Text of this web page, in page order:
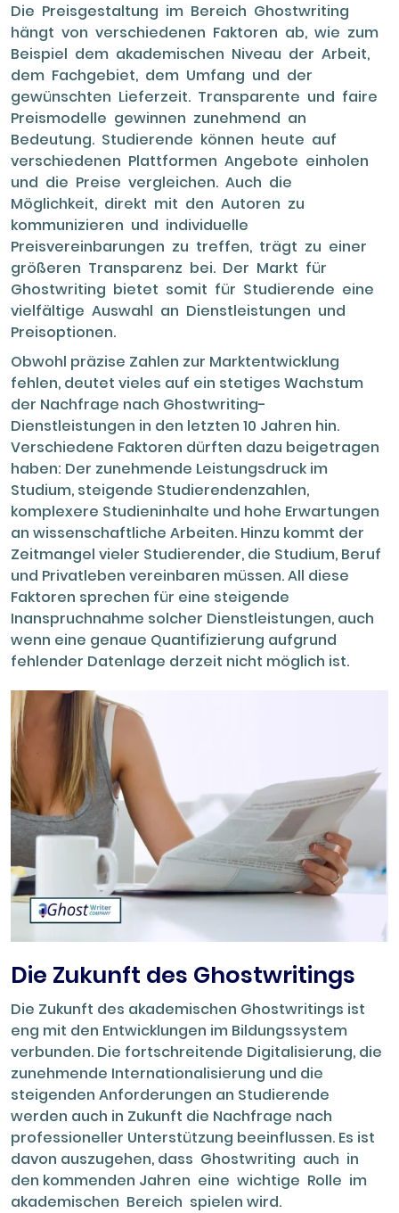
Die Preisgestaltung im Bereich Ghostwriting
hängt von verschiedenen Faktoren ab, wie zum
Beispiel dem akademischen Niveau der Arbeit,
dem Fachgebiet, dem Umfang und der
gewünschten Lieferzeit. Transparente und faire
Preismodelle gewinnen zunehmend an
Bedeutung. Studierende können heute auf
verschiedenen Plattformen Angebote einholen
und die Preise vergleichen. Auch die
Möglichkeit, direkt mit den Autoren zu
kommunizieren und individuelle
Preisvereinbarungen zu treffen, trägt zu einer
größeren Transparenz bei. Der Markt für
Ghostwriting bietet somit für Studierende eine
vielfältige Auswahl an Dienstleistungen und
Preisoptionen.
Obwohl präzise Zahlen zur Marktentwicklung
fehlen, deutet vieles auf ein stetiges Wachstum
der Nachfrage nach Ghostwriting-
Dienstleistungen in den letzten 10 Jahren hin.
Verschiedene Faktoren dürften dazu beigetragen
haben: Der zunehmende Leistungsdruck im
Studium, steigende Studierendenzahlen,
komplexere Studieninhalte und hohe Erwartungen
an wissenschaftliche Arbeiten. Hinzu kommt der
Zeitmangel vieler Studierender, die Studium, Beruf
und Privatleben vereinbaren müssen. All diese
Faktoren sprechen für eine steigende
Inanspruchnahme solcher Dienstleistungen, auch
wenn eine genaue Quantifizierung aufgrund
fehlender Datenlage derzeit nicht möglich ist.
Die Zukunft des Ghostwritings
Die Zukunft des akademischen Ghostwritings ist
eng mit den Entwicklungen im Bildungssystem
verbunden. Die fortschreitende Digitalisierung, die
zunehmende Internationalisierung und die
steigenden Anforderungen an Studierende
werden auch in Zukunft die Nachfrage nach
professioneller Unterstützung beeinflussen. Es ist
davon auszugehen, dass Ghostwriting auch in
den kommenden Jahren eine wichtige Rolle im
akademischen Bereich spielen wird.